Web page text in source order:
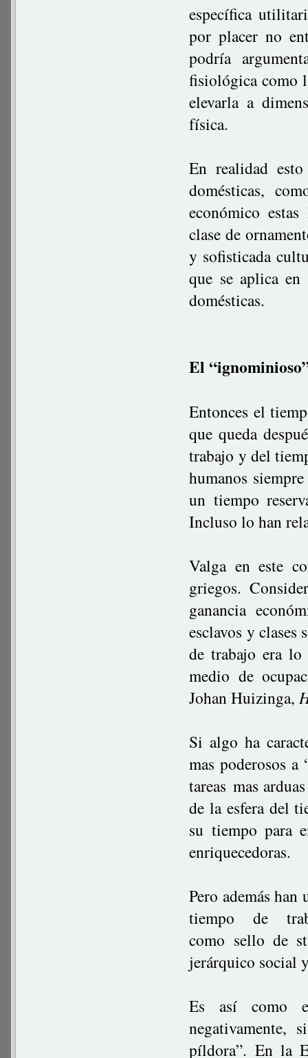
específica
por placer no
podría
fisiológica como
elevarla a
física.
En realidad
domésticas,
económico
clase de
y sofisticada
que se aplica
domésticas.
El
Entonces el
que queda
trabajo y del
humanos
un tiempo
Incluso lo han
Valga en este
griegos.
ganancia
esclavos y
de trabajo era
medio de
Johan Huizinga,
Si algo ha
mas poderosos
tareas mas
de la esfera del
su tiempo para
enriquecedoras.
Pero además
tiempo de
como sello de
jerárquico social
Es así como
negativamente,
píldora”. En la